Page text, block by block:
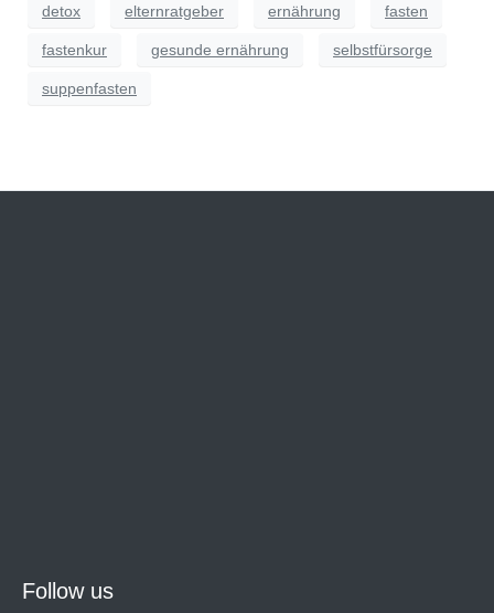
detox elternratgeber ernährung fasten
fastenkur gesunde ernährung selbstfürsorge
suppenfasten
Follow us